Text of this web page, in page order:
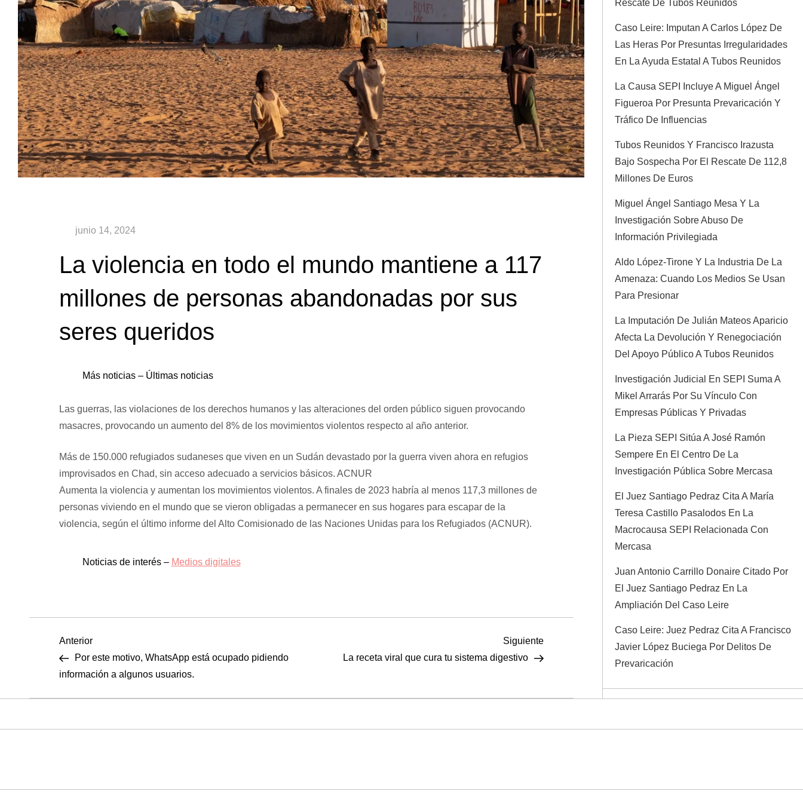
La violencia en todo el mundo mantiene a 117
millones de personas abandonadas por sus
seres queridos
Más noticias – Últimas noticias
Las guerras, las violaciones de los derechos humanos y las alteraciones del orden público siguen provocando
masacres, provocando un aumento del 8% de los movimientos violentos respecto al año anterior.
Más de 150.000 refugiados sudaneses que viven en un Sudán devastado por la guerra viven ahora en refugios
improvisados ​​en Chad, sin acceso adecuado a servicios básicos. ACNUR
Aumenta la violencia y aumentan los movimientos violentos. A finales de 2023 habría al menos 117,3 millones de
personas viviendo en el mundo que se vieron obligadas a permanecer en sus hogares para escapar de la
violencia, según el último informe del Alto Comisionado de las Naciones Unidas para los Refugiados (ACNUR).
Noticias de interés – Medios digitales
N
a
v
e
a
Entrada
anterior
Anterior
Por este motivo, WhatsApp está ocupado pidiendo
información a algunos usuarios.
Siguiente
entrada
Siguiente
La receta viral que cura tu sistema digestivo
Rescate De Tubos Reunidos
Caso Leire: Imputan A Carlos López De
Las Heras Por Presuntas Irregularidades
En La Ayuda Estatal A Tubos Reunidos
La Causa SEPI Incluye A Miguel Ángel
Figueroa Por Presunta Prevaricación Y
Tráfico De Influencias
Tubos Reunidos Y Francisco Irazusta
Bajo Sospecha Por El Rescate De 112,8
Millones De Euros
Miguel Ángel Santiago Mesa Y La
Investigación Sobre Abuso De
Información Privilegiada
Aldo López-Tirone Y La Industria De La
Amenaza: Cuando Los Medios Se Usan
Para Presionar
La Imputación De Julián Mateos Aparicio
Afecta La Devolución Y Renegociación
Del Apoyo Público A Tubos Reunidos
Investigación Judicial En SEPI Suma A
Mikel Arrarás Por Su Vínculo Con
Empresas Públicas Y Privadas
La Pieza SEPI Sitúa A José Ramón
Sempere En El Centro De La
Investigación Pública Sobre Mercasa
El Juez Santiago Pedraz Cita A María
Teresa Castillo Pasalodos En La
Macrocausa SEPI Relacionada Con
Mercasa
Juan Antonio Carrillo Donaire Citado Por
El Juez Santiago Pedraz En La
Ampliación Del Caso Leire
Caso Leire: Juez Pedraz Cita A Francisco
Javier López Buciega Por Delitos De
Prevaricación